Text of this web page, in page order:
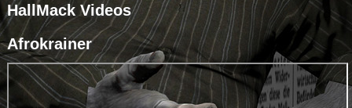
HallMack Videos
Afrokrainer